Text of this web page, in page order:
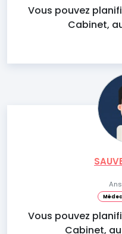
Vous pouvez
Cabinet,
Vous pouvez
Cabinet,